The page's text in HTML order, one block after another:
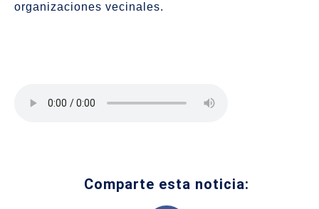
organizaciones vecinales.
Comparte esta noticia: